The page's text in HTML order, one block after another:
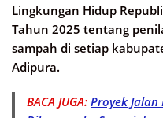
Lingkungan Hidup
Tahun 2025 tentang
sampah di setiap
Adipura.
BACA JUGA: Proyek